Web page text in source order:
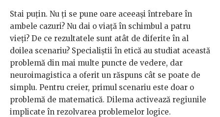
Stai puţin. Nu ţi se pune oare aceeaşi întrebare în
ambele cazuri? Nu dai o viaţă în schimbul a patru
vieţi? De ce rezultatele sunt atât de diferite în al
doilea scenariu? Specialiştii în etică au studiat această
problemă din mai multe puncte de vedere, dar
neuroimagistica a oferit un răspuns cât se poate de
simplu. Pentru creier, primul scenariu este doar o
problemă de matematică. Dilema activează regiunile
implicate în rezolvarea problemelor logice.